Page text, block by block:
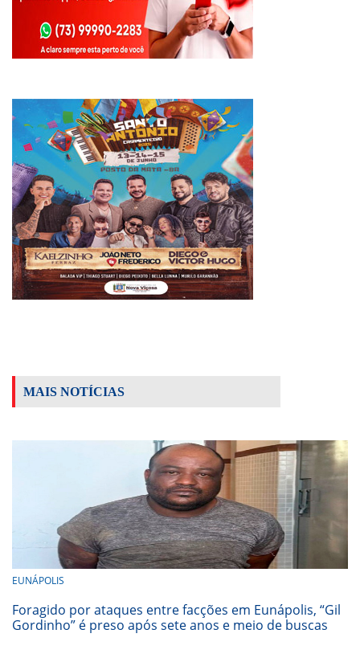
MAIS NOTÍCIAS
EUNÁPOLIS
Foragido por ataques entre facções em Eunápolis, “Gil
Gordinho” é preso após sete anos e meio de buscas